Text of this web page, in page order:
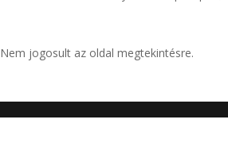
Nem jogosult az oldal megtekintésre.